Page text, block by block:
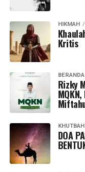
HIKMAH
Kritis
Rizky
DOA